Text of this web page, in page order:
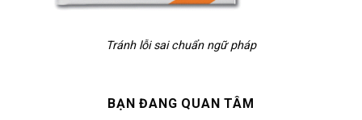
Tránh lỗi sai chuẩn ngữ pháp
BẠN ĐANG QUAN TÂM